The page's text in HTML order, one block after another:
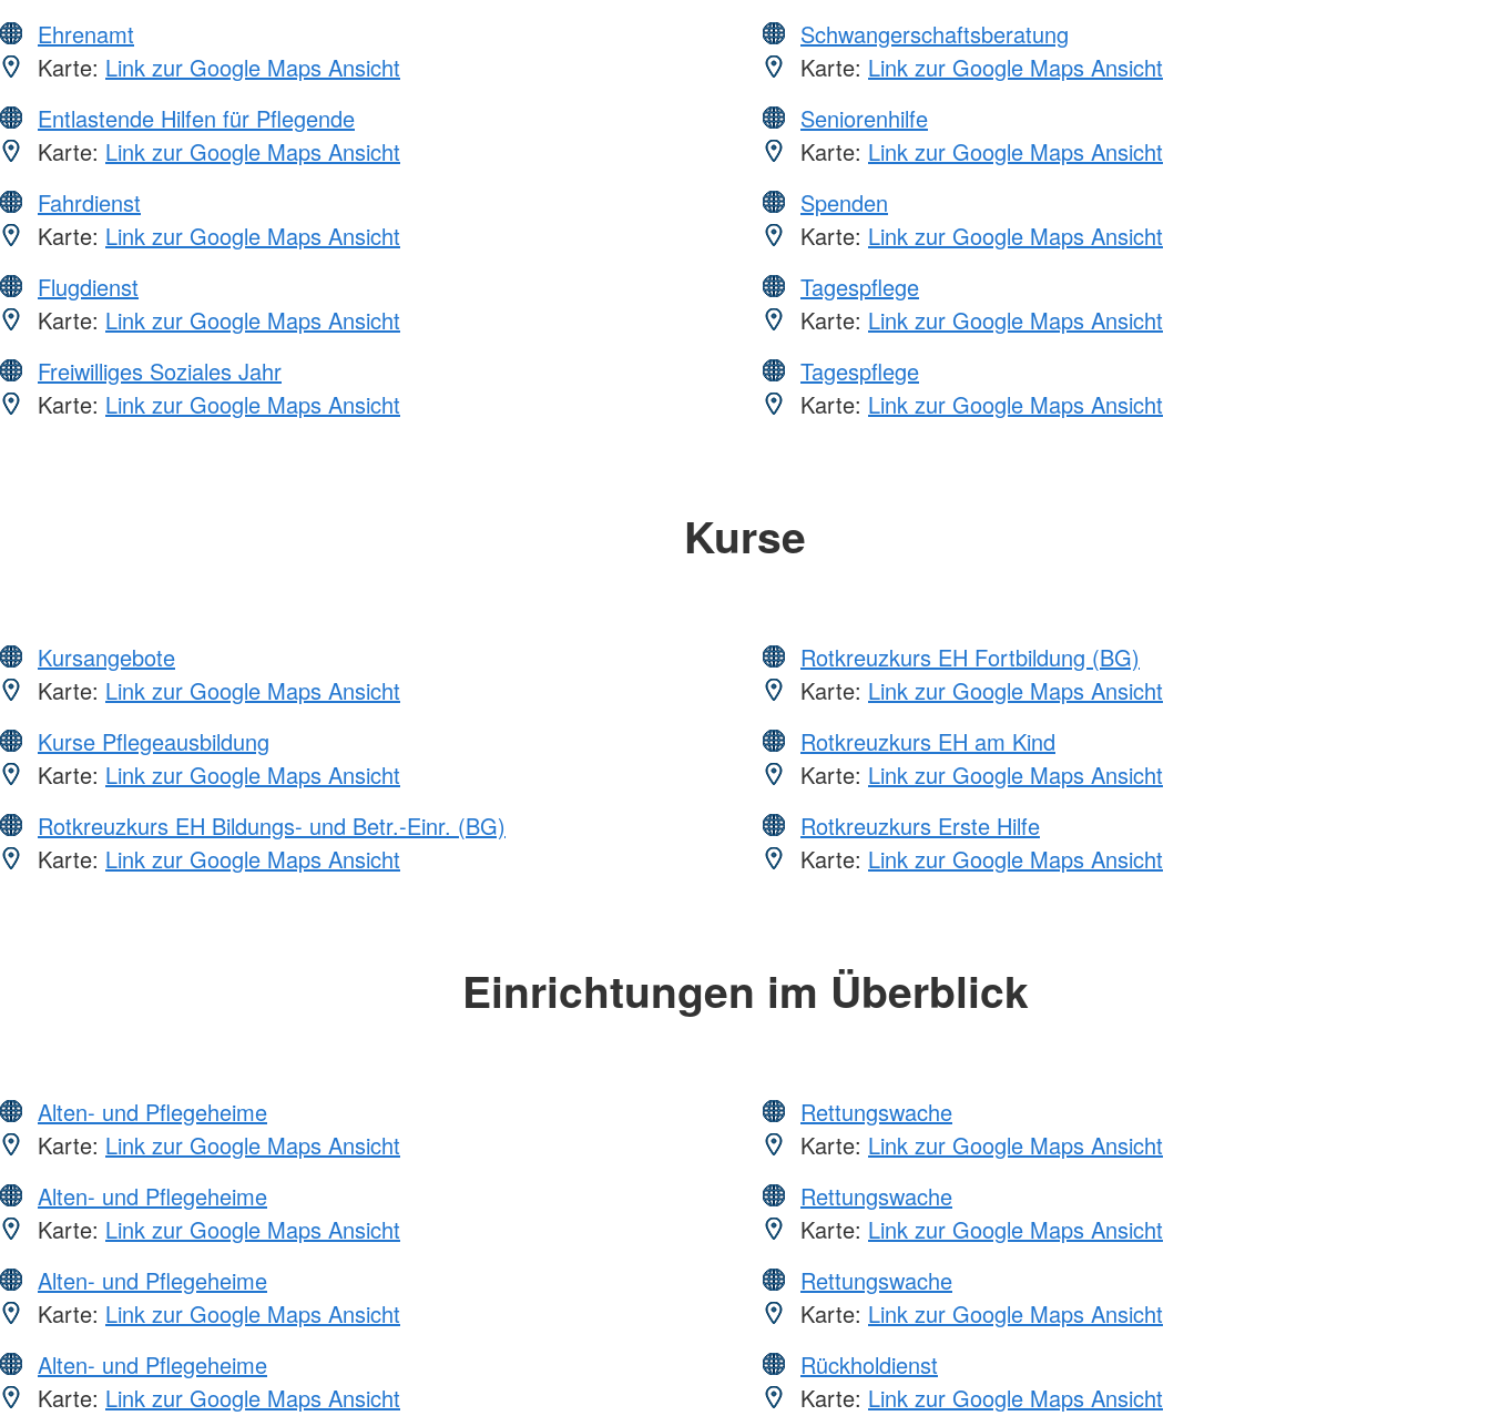
Ehrenamt
Karte: Link zur Google Maps Ansicht
Entlastende Hilfen für Pflegende
Karte: Link zur Google Maps Ansicht
Fahrdienst
Karte: Link zur Google Maps Ansicht
Flugdienst
Karte: Link zur Google Maps Ansicht
Freiwilliges Soziales Jahr
Karte: Link zur Google Maps Ansicht
Schwangerschaftsberatung
Karte: Link zur Google Maps Ansicht
Seniorenhilfe
Karte: Link zur Google Maps Ansicht
Spenden
Karte: Link zur Google Maps Ansicht
Tagespflege
Karte: Link zur Google Maps Ansicht
Tagespflege
Karte: Link zur Google Maps Ansicht
Kurse
Kursangebote
Karte: Link zur Google Maps Ansicht
Kurse Pflegeausbildung
Karte: Link zur Google Maps Ansicht
Rotkreuzkurs EH Bildungs- und Betr.-Einr. (BG)
Karte: Link zur Google Maps Ansicht
Rotkreuzkurs EH Fortbildung (BG)
Karte: Link zur Google Maps Ansicht
Rotkreuzkurs EH am Kind
Karte: Link zur Google Maps Ansicht
Rotkreuzkurs Erste Hilfe
Karte: Link zur Google Maps Ansicht
Einrichtungen im Überblick
Alten- und Pflegeheime
Karte: Link zur Google Maps Ansicht
Alten- und Pflegeheime
Karte: Link zur Google Maps Ansicht
Alten- und Pflegeheime
Karte: Link zur Google Maps Ansicht
Alten- und Pflegeheime
Karte: Link zur Google Maps Ansicht
Rettungswache
Karte: Link zur Google Maps Ansicht
Rettungswache
Karte: Link zur Google Maps Ansicht
Rettungswache
Karte: Link zur Google Maps Ansicht
Rückholdienst
Karte: Link zur Google Maps Ansicht